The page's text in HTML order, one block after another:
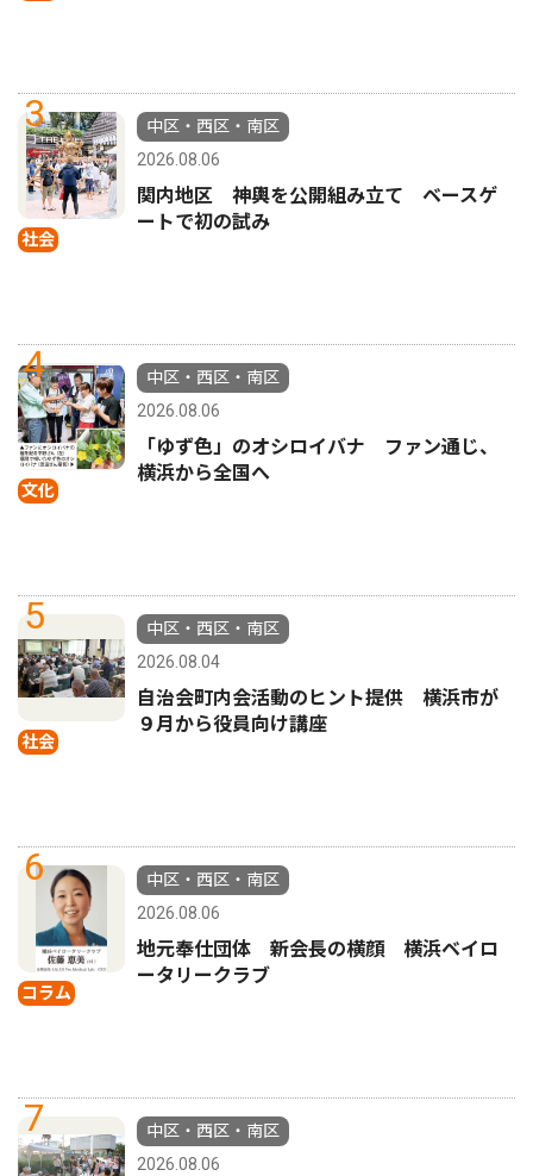
3
社会
中区・西区・南区
2026.08.06
関内地区 神輿を公開組み立て ベースゲ
ートで初の試み
4
文化
中区・西区・南区
2026.08.06
「ゆず色」のオシロイバナ ファン通じ、
横浜から全国へ
5
社会
中区・西区・南区
2026.08.04
自治会町内会活動のヒント提供 横浜市が
９月から役員向け講座
6
コラム
中区・西区・南区
2026.08.06
地元奉仕団体 新会長の横顔 横浜ベイロ
ータリークラブ
7
中区・西区・南区
2026.08.06